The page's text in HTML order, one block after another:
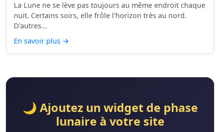
La Lune ne se lève pas toujours au même endroit chaque
nuit. Certains soirs, elle frôle l’horizon très au nord.
D’autres...
En savoir plus →
🌙 Ajoutez un widget de phase
lunaire à votre site